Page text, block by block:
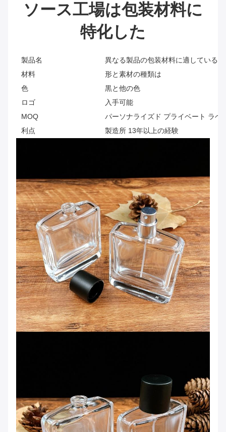
ソース工場は包装材料に
特化した
製品名
異なる製品の包装材料に適している
材料
形と素材の種類は
色
黒と他の色
ロゴ
入手可能
MOQ
パーソナライズド プライベート ラベ
利点
製造所 13年以上の経験